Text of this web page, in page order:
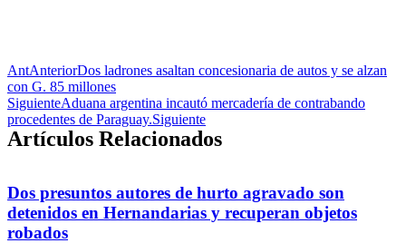
AntAnteriorDos ladrones asaltan concesionaria de autos y se alzan
con G. 85 millones
SiguienteAduana argentina incautó mercadería de contrabando
procedentes de Paraguay.Siguiente
Artículos Relacionados
Dos presuntos autores de hurto agravado son
detenidos en Hernandarias y recuperan objetos
robados